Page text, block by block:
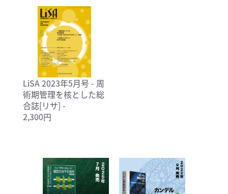
LiSA 2023年5月号 - 周
術期管理を核とした総
合誌[リサ] -
2,300円